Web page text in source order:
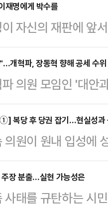
을 한다. 정도원 데
의 첫 번째 의제는
령은 지난 8일 청와
차를 선언했다.
타이밍이 성찰보
재명에게 박수를
자신의 재판에 앞
는 8일 취임 1주년
”며 “잘못됐으면 취
말이다. 그런데 옳
되겠다. 객관적으로
니까 법원의 판단을
절차다. 그런데 그
개혁파, 장동혁 향해 공세 수
의원 모임인 '대안
, 장동혁 대표의 사
지방선거 패배 직후
한목소리로 분출하
거론'을 펼치며 거
당내 긴장감은 최고
회관에서 '국민이
복당 후 당권 잡기…현실성과
의원이 원내 입성에
지만 무소속이라는
발휘하기 위해 국민
. 당 안팎에선 한
장 분출…실현 가능성은
사태를 규탄하는 시